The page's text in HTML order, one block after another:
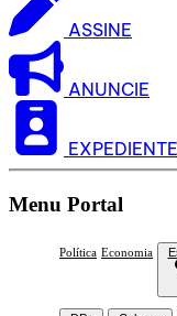
ASSINE
ANUNCIE
EXPEDIENTE
Menu Portal
Política Economia